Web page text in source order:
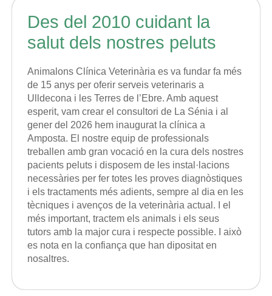
Des del 2010 cuidant la
salut dels nostres peluts
Animalons Clínica Veterinària es va fundar fa més
de 15 anys per oferir serveis veterinaris a
Ulldecona i les Terres de l’Ebre. Amb aquest
esperit, vam crear el consultori de La Sénia i al
gener del 2026 hem inaugurat la clínica a
Amposta. El nostre equip de professionals
treballen amb gran vocació en la cura dels nostres
pacients peluts i disposem de les instal·lacions
necessàries per fer totes les proves diagnòstiques
i els tractaments més adients, sempre al dia en les
tècniques i avenços de la veterinària actual. I el
més important, tractem els animals i els seus
tutors amb la major cura i respecte possible. I això
es nota en la confiança que han dipositat en
nosaltres.